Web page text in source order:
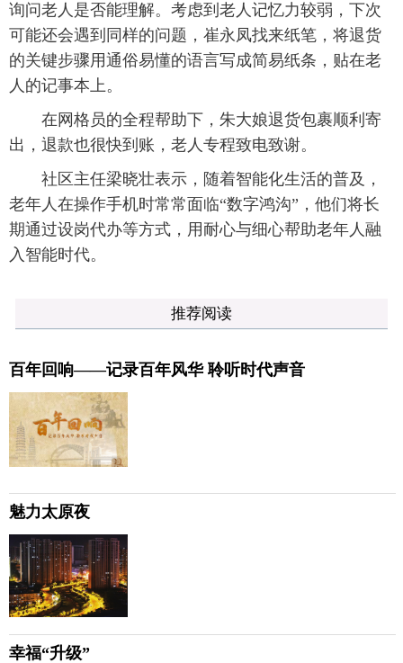
询问老人是否能理解。考虑到老人记忆力较弱，下次
可能还会遇到同样的问题，崔永凤找来纸笔，将退货
的关键步骤用通俗易懂的语言写成简易纸条，贴在老
人的记事本上。
在网格员的全程帮助下，朱大娘退货包裹顺利寄
出，退款也很快到账，老人专程致电致谢。
社区主任梁晓壮表示，随着智能化生活的普及，
老年人在操作手机时常常面临“数字鸿沟”，他们将长
期通过设岗代办等方式，用耐心与细心帮助老年人融
入智能时代。
推荐阅读
百年回响——记录百年风华 聆听时代声音
魅力太原夜
幸福“升级”